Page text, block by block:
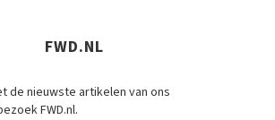
FWD.NL
de nieuwste artikelen van ons
FWD.nl.